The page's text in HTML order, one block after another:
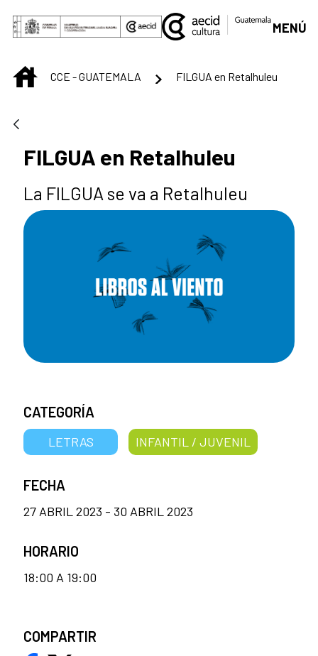
Saltar al contenido principal
MENÚ
INICIOCCE - GUATEMALA FILGUA en Retalhuleu
FILGUA en Retalhuleu
La FILGUA se va a Retalhuleu
CATEGORÍA
LETRAS INFANTIL / JUVENIL
FECHA
27 ABRIL 2023 - 30 ABRIL 2023
HORARIO
18:00 A 19:00
COMPARTIR